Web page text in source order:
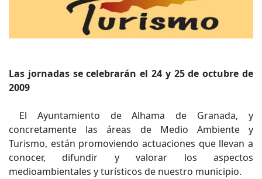
Las jornadas se celebrarán el 24 y 25 de octubre de
2009
El Ayuntamiento de Alhama de Granada, y
concretamente las áreas de Medio Ambiente y
Turismo, están promoviendo actuaciones que llevan a
conocer, difundir y valorar los aspectos
medioambientales y turísticos de nuestro municipio.